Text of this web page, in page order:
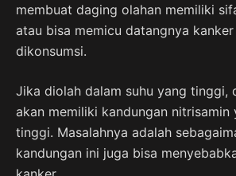
membuat daging olahan memiliki
atau bisa memicu datangnya
dikonsumsi.
Jika diolah dalam suhu yang tinggi,
akan memiliki kandungan nitrisamin
tinggi. Masalahnya adalah
kandungan ini juga bisa